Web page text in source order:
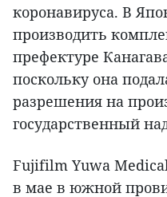
коронавируса. В
производить
префектуре
поскольку она
разрешения на
государственный
Fujifilm Yuwa
в мае в южной